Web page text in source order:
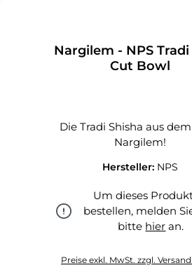
Nargilem - NPS Tradi
Cut Bowl
Die Tradi Shisha aus
Nargilem!
Hersteller: NPS
Um dieses
bestellen, melden
bitte hier an.
Preise exkl. MwSt. zzgl.